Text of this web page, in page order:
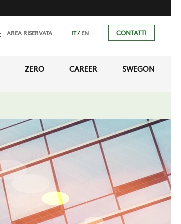
AREA RISERVATA IT/ EN CONTATTI
ZERO CAREER SWEGON